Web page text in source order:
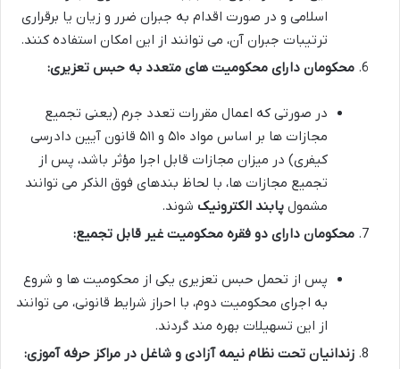
اسلامی و در صورت اقدام به جبران ضرر و زیان یا برقراری
ترتیبات جبران آن، می توانند از این امکان استفاده کنند.
محکومان دارای محکومیت های متعدد به حبس تعزیری:
در صورتی که اعمال مقررات تعدد جرم (یعنی تجمیع
مجازات ها بر اساس مواد ۵۱۰ و ۵۱۱ قانون آیین دادرسی
کیفری) در میزان مجازات قابل اجرا مؤثر باشد، پس از
تجمیع مجازات ها، با لحاظ بندهای فوق الذکر می توانند
مشمول پابند الکترونیک شوند.
محکومان دارای دو فقره محکومیت غیر قابل تجمیع:
پس از تحمل حبس تعزیری یکی از محکومیت ها و شروع
به اجرای محکومیت دوم، با احراز شرایط قانونی، می توانند
از این تسهیلات بهره مند گردند.
زندانیان تحت نظام نیمه آزادی و شاغل در مراکز حرفه آموزی: